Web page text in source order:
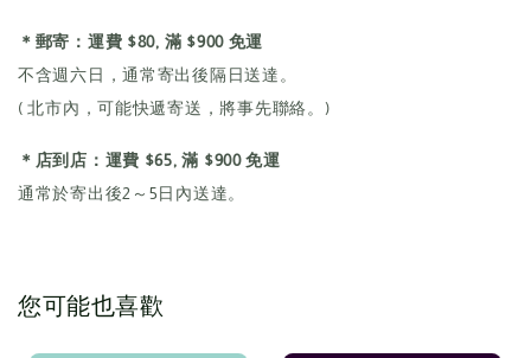
＊郵寄：運費 $80, 滿 $900 免運
不含週六日，通常寄出後隔日送達。
( 北市內，可能快遞寄送，將事先聯絡。)
＊店到店：運費 $65, 滿 $900 免運
通常於寄出後2～5日內送達。
您可能也喜歡